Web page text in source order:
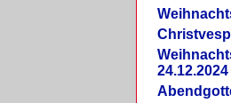
24.12.2024